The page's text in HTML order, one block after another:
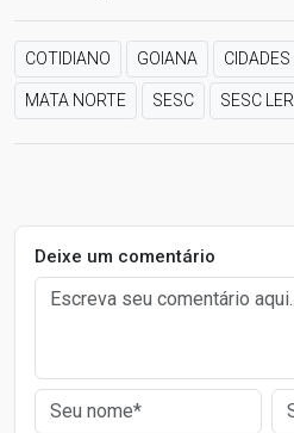
COTIDIANO GOIANA CIDADES
MATA NORTE SESC SESC LER
Deixe um comentário